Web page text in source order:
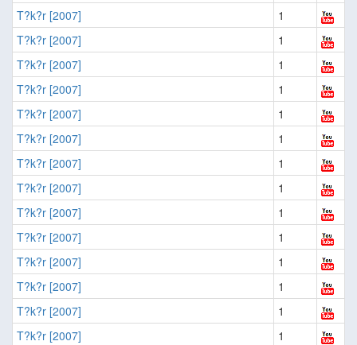
T?k?r [2007]
1
T?k?r [2007]
1
T?k?r [2007]
1
T?k?r [2007]
1
T?k?r [2007]
1
T?k?r [2007]
1
T?k?r [2007]
1
T?k?r [2007]
1
T?k?r [2007]
1
T?k?r [2007]
1
T?k?r [2007]
1
T?k?r [2007]
1
T?k?r [2007]
1
T?k?r [2007]
1